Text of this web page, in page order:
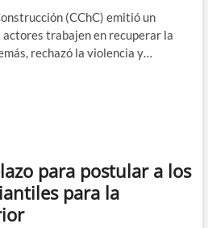
(CChC) emitió un
trabajen en recuperar la
rechazó la violencia y…
para postular a los
para la